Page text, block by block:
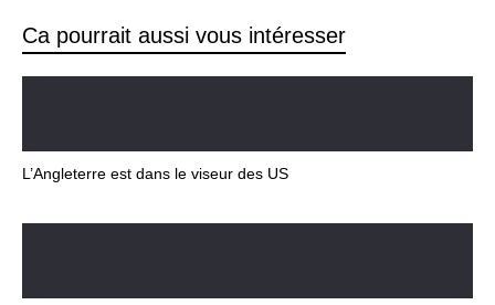
Ca pourrait aussi vous intéresser
L’Angleterre est dans le viseur des US